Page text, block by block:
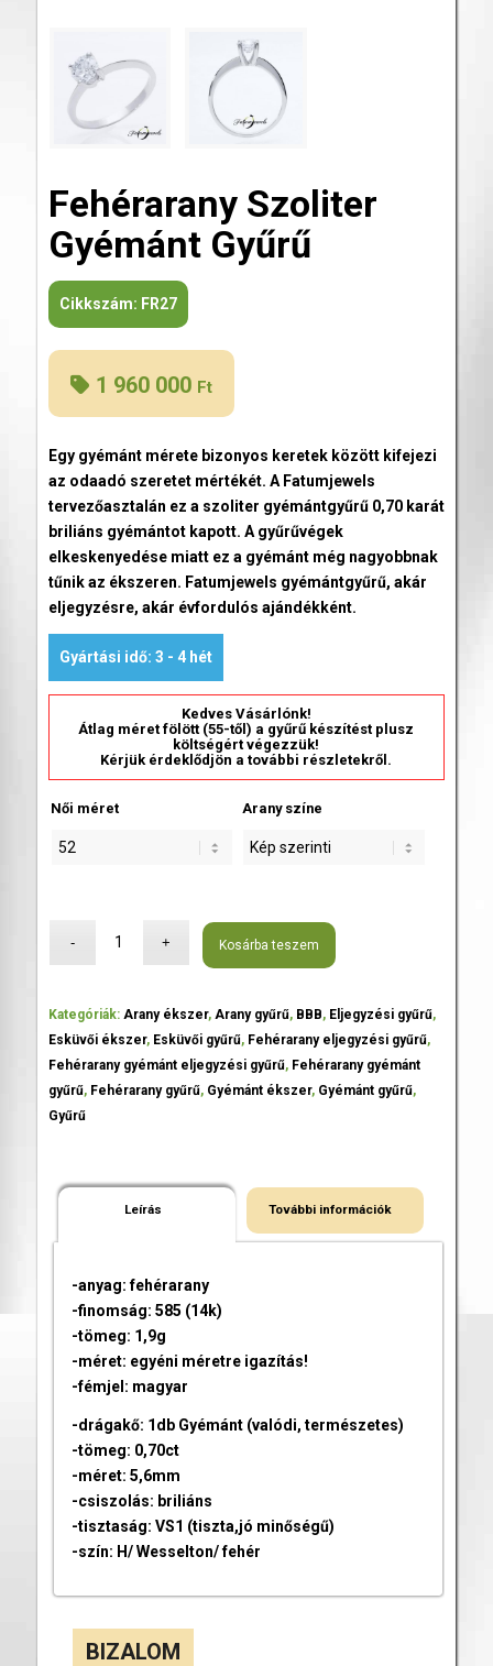
Fehérarany Szoliter
Gyémánt Gyűrű
Cikkszám: FR27
1 960 000 Ft
Egy gyémánt mérete bizonyos keretek között kifejezi
az odaadó szeretet mértékét. A Fatumjewels
tervezőasztalán ez a szoliter gyémántgyűrű 0,70 karát
briliáns gyémántot kapott. A gyűrűvégek
elkeskenyedése miatt ez a gyémánt még nagyobbnak
tűnik az ékszeren. Fatumjewels gyémántgyűrű, akár
eljegyzésre, akár évfordulós ajándékként.
Gyártási idő: 3 - 4 hét
Kedves Vásárlónk!
Átlag méret fölött (55-től) a gyűrű készítést plusz
költségért végezzük!
Kérjük érdeklődjön a további részletekről.
Női méret Arany színe
Kosárba teszem
Kategóriák: Arany ékszer, Arany gyűrű, BBB, Eljegyzési gyűrű,
Esküvői ékszer, Esküvői gyűrű, Fehérarany eljegyzési gyűrű,
Fehérarany gyémánt eljegyzési gyűrű, Fehérarany gyémánt
gyűrű, Fehérarany gyűrű, Gyémánt ékszer, Gyémánt gyűrű,
Gyűrű
Leírás További információk
-anyag: fehérarany
-finomság: 585 (14k)
-tömeg: 1,9g
-méret: egyéni méretre igazítás!
-fémjel: magyar
-drágakő: 1db Gyémánt (valódi, természetes)
-tömeg: 0,70ct
-méret: 5,6mm
-csiszolás: briliáns
-tisztaság: VS1 (tiszta,jó minőségű)
-szín: H/ Wesselton/ fehér
BIZALOM